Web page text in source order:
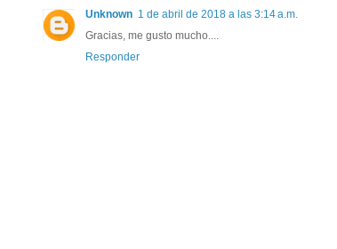
Unknown 1 de abril de 2018 a las 3:14 a.m.
Gracias, me gusto mucho....
Responder